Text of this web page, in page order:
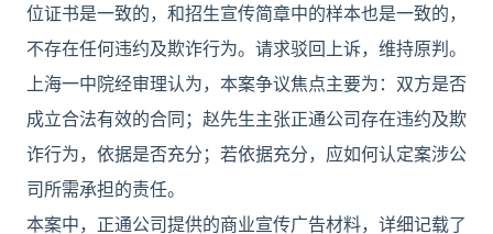
位证书是一致的，和招生宣传简章中的样本也是一致的，
不存在任何违约及欺诈行为。请求驳回上诉，维持原判。
上海一中院经审理认为，本案争议焦点主要为：双方是否
成立合法有效的合同；赵先生主张正通公司存在违约及欺
诈行为，依据是否充分；若依据充分，应如何认定案涉公
司所需承担的责任。
本案中，正通公司提供的商业宣传广告材料，详细记载了